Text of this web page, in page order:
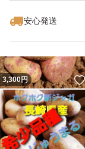
安心発送
3,300円